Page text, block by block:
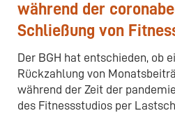
während der
Schließung von
Der BGH hat entschieden, ob
Rückzahlung von
während der Zeit der
des Fitnessstudios per